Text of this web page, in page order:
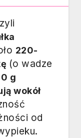
220-
(o wadze
g
wokół
od